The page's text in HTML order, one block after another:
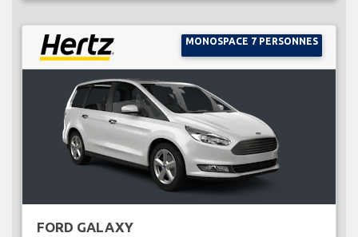
MONOSPACE 7 PERSONNES
FORD GALAXY